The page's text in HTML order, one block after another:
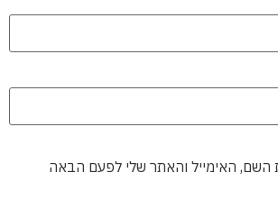
השם, האימייל והאתר שלי לפעם הבאה